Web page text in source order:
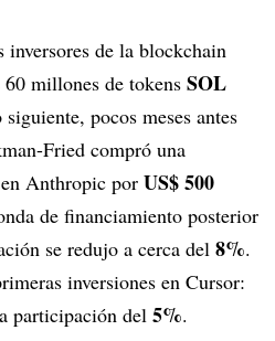
de la blockchain
millones de tokens SOL
pocos meses antes
Fried compró una
en Anthropic por US$ 500
de financiamiento posterior
se redujo a cerca del 8%.
inversiones en Cursor:
participación del 5%.